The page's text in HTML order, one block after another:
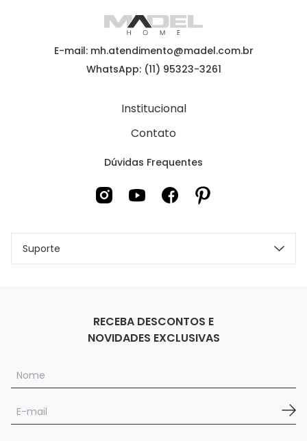
E-mail: mh.atendimento@madel.com.br
WhatsApp: (11) 95323-3261
Institucional
Contato
Dúvidas Frequentes
Suporte
RECEBA DESCONTOS E
NOVIDADES EXCLUSIVAS